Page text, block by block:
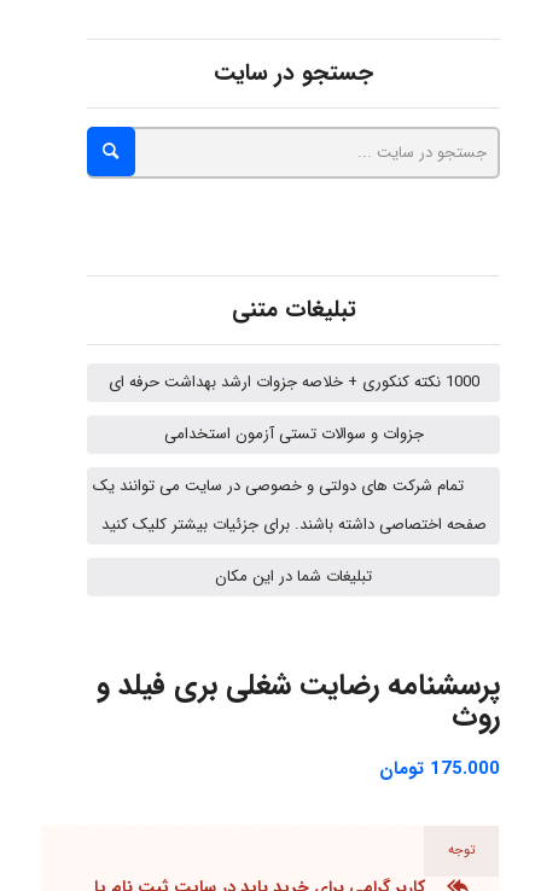
A.balandeh
fahimeh sheibani
HaddadiMahsa
جستجو در سایت
تبلیغات متنی
1000 نکته کنکوری + خلاصه جزوات ارشد بهداشت حرفه ای
جزوات و سوالات تستی آزمون استخدامی
تمام شرکت های دولتی و خصوصی در سایت می توانند یک
صفحه اختصاصی داشته باشند. برای جزئیات بیشتر کلیک کنید
تبلیغات شما در این مکان
پرسشنامه رضایت شغلی بری فیلد و
روث
175.000 تومان
توجه